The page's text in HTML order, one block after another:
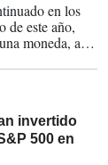
en los
de este año,
moneda, a
invertido
500 en